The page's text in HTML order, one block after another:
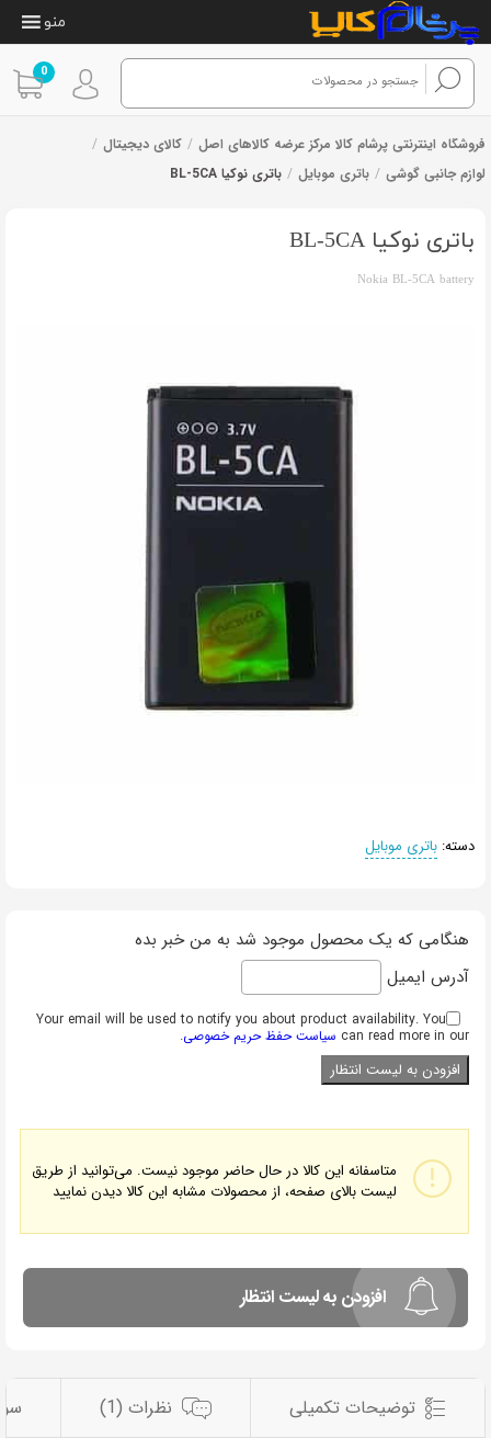
0
منو
فروشگاه اینترنتی پرشام کالا مرکز عرضه کالاهای اصل / کالای دیجیتال /
لوازم جانبی گوشی / باتری موبایل / باتری نوکیا BL-5CA
باتری نوکیا BL-5CA
Nokia BL-5CA battery
دسته: باتری موبایل
هنگامی که یک محصول موجود شد به من خبر بده
آدرس ایمیل
Your email will be used to notify you about product availability. You
can read more in our سیاست حفظ حریم خصوصی.
متاسفانه این کالا در حال حاضر موجود نیست. می‌توانید از طریق
لیست بالای صفحه، از محصولات مشابه این کالا دیدن نمایید
افزودن به لیست انتظار
توضیحات تکمیلی نظرات (1)